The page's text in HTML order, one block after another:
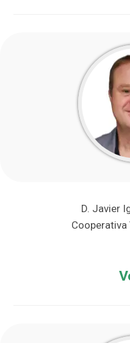
D. Javier
Cooperativa